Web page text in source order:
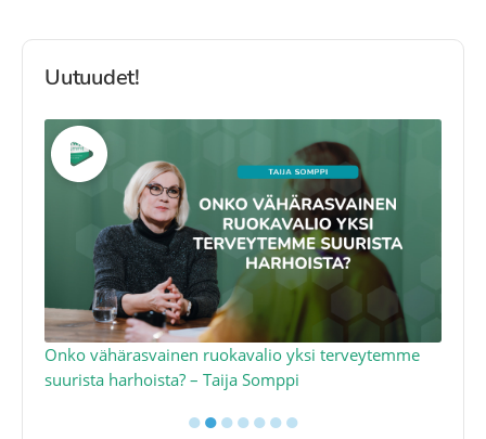
Uutuudet!
Onko vähärasvainen ruokavalio yksi terveytemme
suurista harhoista? – Taija Somppi
●●●●●●●